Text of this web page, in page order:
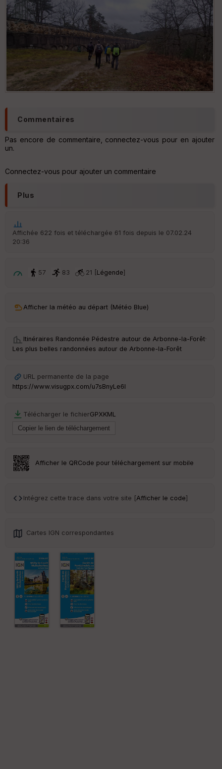
Commentaires
Pas encore de commentaire, connectez-vous pour en ajouter
un.
Connectez-vous pour ajouter un commentaire
Plus
Affichée 622 fois et téléchargée 61 fois depuis le 07.02.24
20:36
57 83 21 [Légende]
Afficher la météo au départ (Météo Blue)
Itinéraires Randonnée Pédestre autour de Arbonne-la-Forêt·
Les plus belles randonnées autour de Arbonne-la-Forêt
URL permanente de la page
https://www.visugpx.com/u7sBnyLe6I
Télécharger le fichierGPXKML
Afficher le QRCode pour téléchargement sur mobile
Intégrez cette trace dans votre site [Afficher le code]
Cartes IGN correspondantes